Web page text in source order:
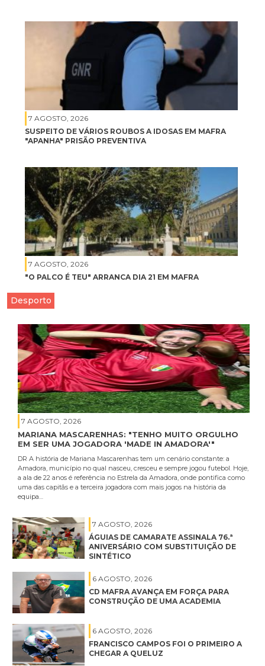
7 AGOSTO, 2026
SUSPEITO DE VÁRIOS ROUBOS A IDOSAS EM MAFRA
"APANHA" PRISÃO PREVENTIVA
7 AGOSTO, 2026
"O PALCO É TEU" ARRANCA DIA 21 EM MAFRA
Desporto
7 AGOSTO, 2026
MARIANA MASCARENHAS: "TENHO MUITO ORGULHO
EM SER UMA JOGADORA 'MADE IN AMADORA'"
DR A história de Mariana Mascarenhas tem um cenário constante: a
Amadora, município no qual nasceu, cresceu e sempre jogou futebol. Hoje,
a ala de 22 anos é referência no Estrela da Amadora, onde pontifica como
uma das capitãs e a terceira jogadora com mais jogos na história da
equipa…
7 AGOSTO, 2026
ÁGUIAS DE CAMARATE ASSINALA 76.ª
ANIVERSÁRIO COM SUBSTITUIÇÃO DE
SINTÉTICO
6 AGOSTO, 2026
CD MAFRA AVANÇA EM FORÇA PARA
CONSTRUÇÃO DE UMA ACADEMIA
6 AGOSTO, 2026
FRANCISCO CAMPOS FOI O PRIMEIRO A
CHEGAR A QUELUZ